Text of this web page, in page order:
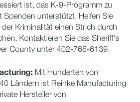
ist, das K-9-Programm zu
Spenden unterstützt. Helfen Sie
der Kriminalität einen Strich durch
Kontaktieren Sie das Sheriff's
County unter 402-768-6139.
Mit Hunderten von
Ländern ist Reinke Manufacturing
Hersteller von